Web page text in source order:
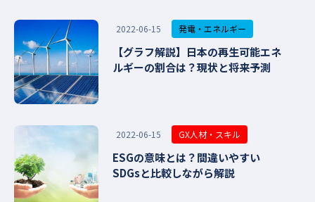
2022-06-15 発電・エネルギー
【グラフ解説】日本の再生可能エネ
ルギーの割合は？現状と将来予測
2022-06-15 GX人材・スキル
ESGの意味とは？間違いやすい
SDGsと比較しながら解説